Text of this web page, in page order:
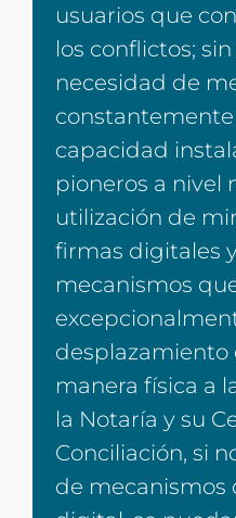
usuarios que
los conflictos;
necesidad de
capacidad
pioneros a nivel
utilización de
firmas digitales
mecanismos
desplazamiento
manera física a
la Notaría y su
Conciliación, si
de mecanismos